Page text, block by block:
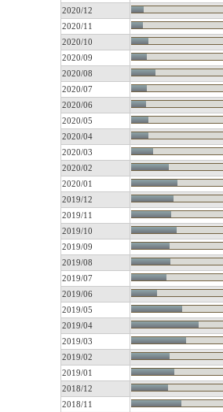
2020/12
2020/11
2020/10
2020/09
2020/08
2020/07
2020/06
2020/05
2020/04
2020/03
2020/02
2020/01
2019/12
2019/11
2019/10
2019/09
2019/08
2019/07
2019/06
2019/05
2019/04
2019/03
2019/02
2019/01
2018/12
2018/11